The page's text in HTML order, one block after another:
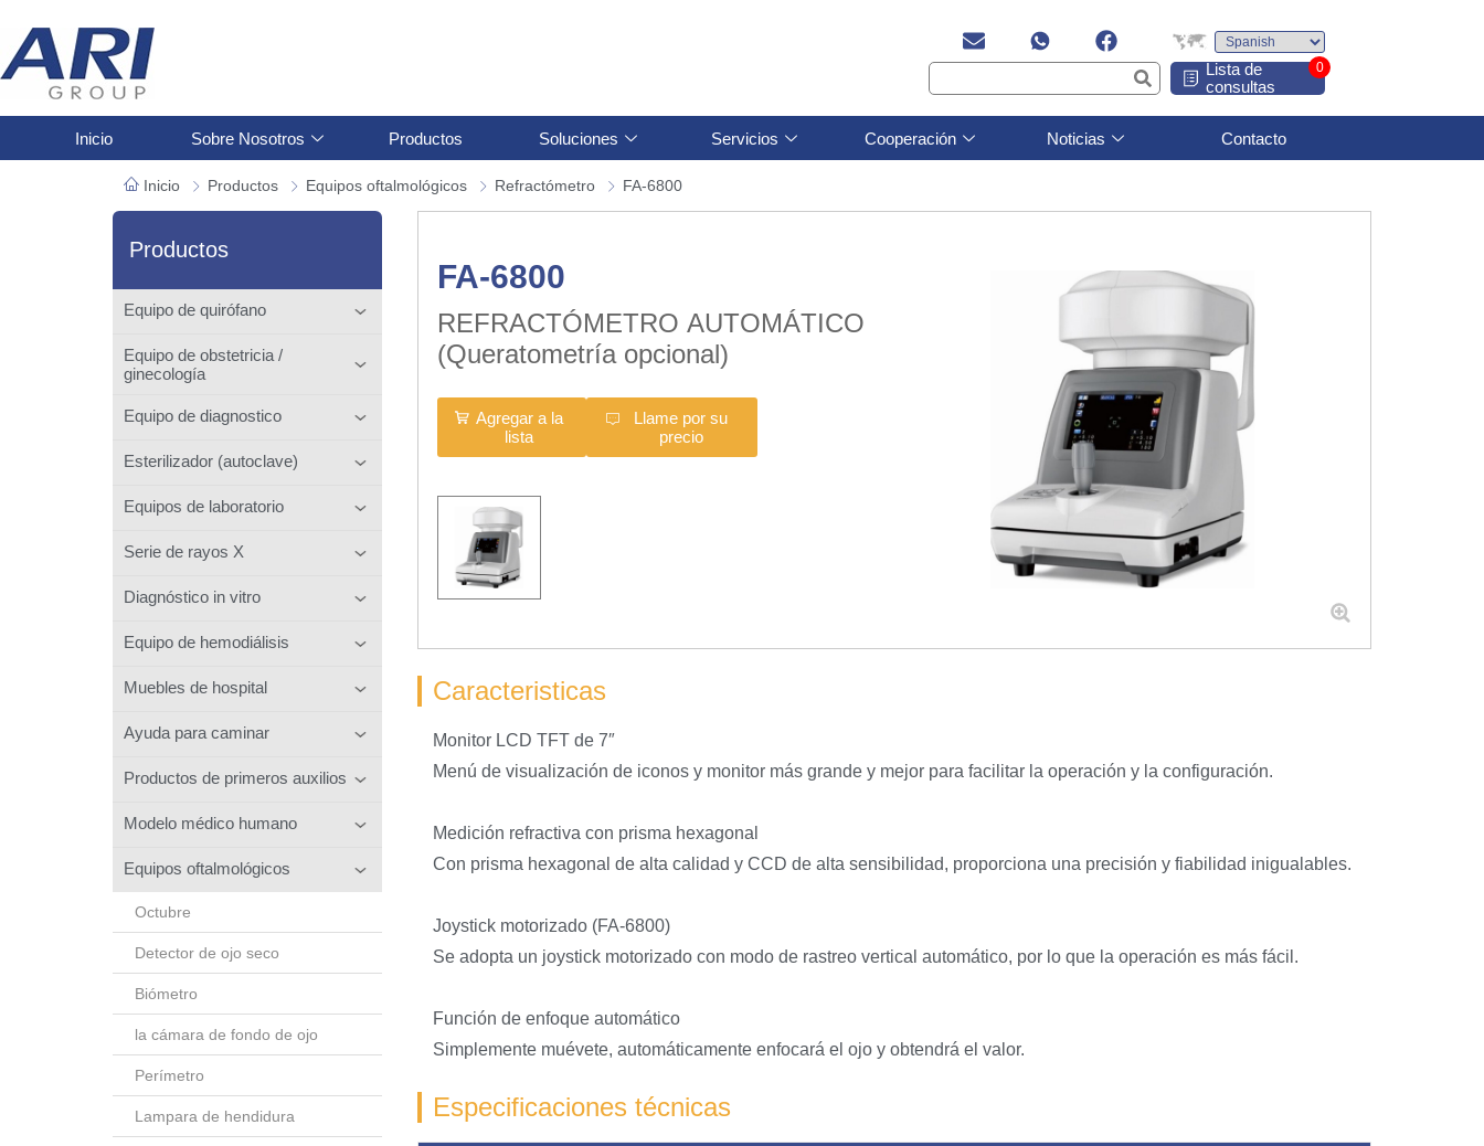
Lista de
consultas
0
Inicio Sobre Nosotros Productos Soluciones Servicios Cooperación Noticias Contacto
Inicio Productos Equipos oftalmológicos Refractómetro FA-6800
Productos
Equipo de quirófano
Equipo de obstetricia /
ginecología
Equipo de diagnostico
Esterilizador (autoclave)
Equipos de laboratorio
Serie de rayos X
Diagnóstico in vitro
Equipo de hemodiálisis
Muebles de hospital
Ayuda para caminar
Productos de primeros auxilios
Modelo médico humano
Equipos oftalmológicos
Octubre
Detector de ojo seco
Biómetro
la cámara de fondo de ojo
Perímetro
Lampara de hendidura
FA-6800
REFRACTÓMETRO AUTOMÁTICO
(Queratometría opcional)
Agregar a la
lista
Llame por su
precio
Caracteristicas
Monitor LCD TFT de 7″
Menú de visualización de iconos y monitor más grande y mejor para facilitar la operación y la configuración.
Medición refractiva con prisma hexagonal
Con prisma hexagonal de alta calidad y CCD de alta sensibilidad, proporciona una precisión y fiabilidad inigualables.
Joystick motorizado (FA-6800)
Se adopta un joystick motorizado con modo de rastreo vertical automático, por lo que la operación es más fácil.
Función de enfoque automático
Simplemente muévete, automáticamente enfocará el ojo y obtendrá el valor.
Especificaciones técnicas